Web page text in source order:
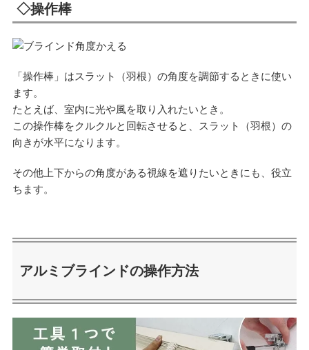
◇操作棒
「操作棒」はスラット（羽根）の角度を調節するときに使い
ます。
たとえば、室内に光や風を取り入れたいとき。
この操作棒をクルクルと回転させると、スラット（羽根）の
向きが水平になります。
その他上下からの角度がある視線を遮りたいときにも、役立
ちます。
アルミブラインドの操作方法